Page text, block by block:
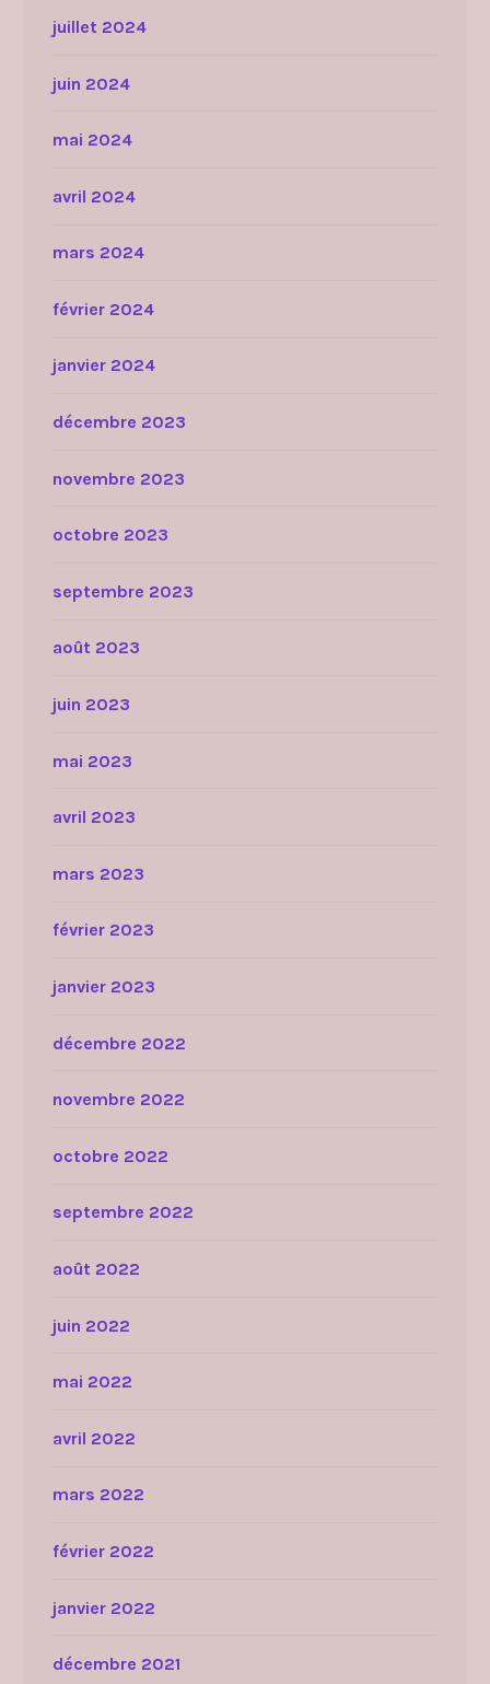
juillet 2024
juin 2024
mai 2024
avril 2024
mars 2024
février 2024
janvier 2024
décembre 2023
novembre 2023
octobre 2023
septembre 2023
août 2023
juin 2023
mai 2023
avril 2023
mars 2023
février 2023
janvier 2023
décembre 2022
novembre 2022
octobre 2022
septembre 2022
août 2022
juin 2022
mai 2022
avril 2022
mars 2022
février 2022
janvier 2022
décembre 2021